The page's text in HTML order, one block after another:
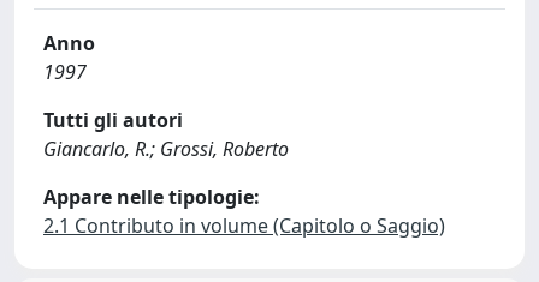
Anno
1997
Tutti gli autori
Giancarlo, R.; Grossi, Roberto
Appare nelle tipologie:
2.1 Contributo in volume (Capitolo o Saggio)